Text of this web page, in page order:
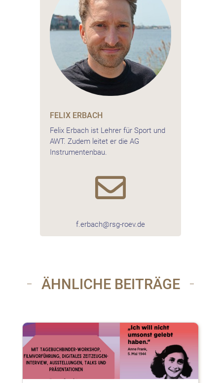
FELIX ERBACH
Felix Erbach ist Lehrer für Sport und
AWT. Zudem leitet er die AG
Instrumentenbau.

f.erbach@rsg-roev.de
ÄHNLICHE BEITRÄGE